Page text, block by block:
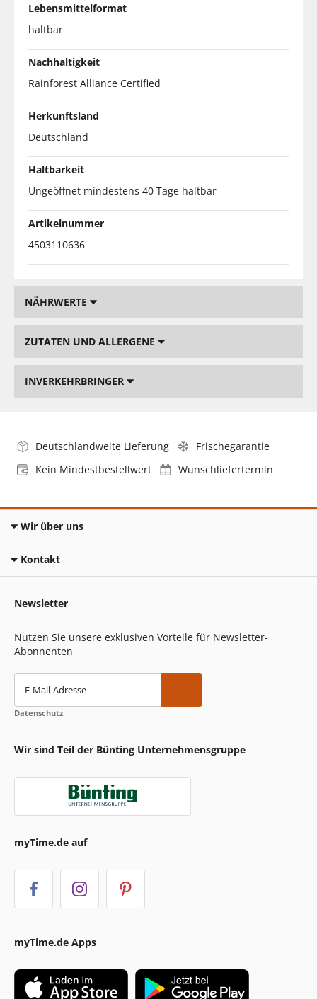
Lebensmittelformat
haltbar
Nachhaltigkeit
Rainforest Alliance Certified
Herkunftsland
Deutschland
Haltbarkeit
Ungeöffnet mindestens 40 Tage haltbar
Artikelnummer
4503110636
NÄHRWERTE
ZUTATEN UND ALLERGENE
INVERKEHRBRINGER
Deutschlandweite Lieferung
Frischegarantie
Kein Mindestbestellwert
Wunschliefertermin
Wir über uns
Kontakt
Newsletter
Nutzen Sie unsere exklusiven Vorteile für Newsletter-
Abonnenten
E-Mail-Adresse
Datenschutz
Wir sind Teil der Bünting Unternehmensgruppe
myTime.de auf
myTime.de Apps